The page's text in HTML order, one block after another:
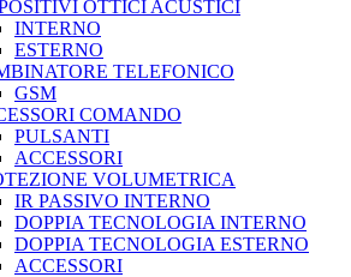
OTTICI ACUSTICI
INTERNO
ESTERNO
TELEFONICO
GSM
COMANDO
PULSANTI
ACCESSORI
VOLUMETRICA
IR PASSIVO INTERNO
DOPPIA TECNOLOGIA INTERNO
DOPPIA TECNOLOGIA ESTERNO
ACCESSORI